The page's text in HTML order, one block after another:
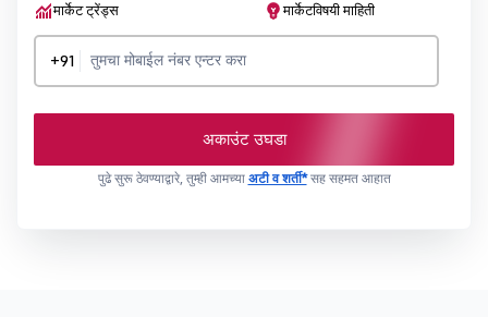
मार्केट ट्रेंड्स
मार्केटविषयी माहिती
+91
अकाउंट उघडा
पुढे सुरू ठेवण्याद्वारे, तुम्ही आमच्या अटी व शर्ती*सह सहमत आहात